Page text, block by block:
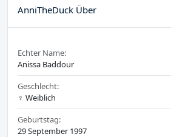
AnniTheDuck Über
Echter Name:
Anissa Baddour
Geschlecht:
♀️ Weiblich
Geburtstag:
29 September 1997